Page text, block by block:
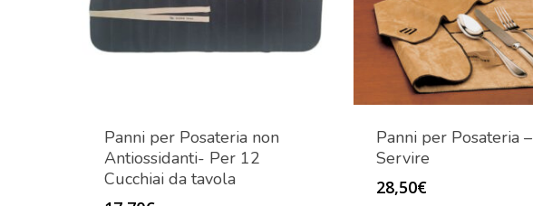
Panni per Posateria non
Antiossidanti- Per 12
Cucchiai da tavola
Panni per Posateria
Servire
28,50€